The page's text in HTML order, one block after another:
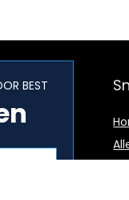
BEST